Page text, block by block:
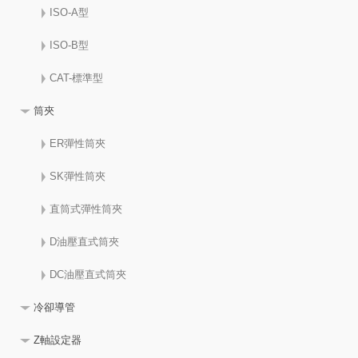
ISO-A型
ISO-B型
CAT-標準型
筒夾
ER彈性筒夾
SK彈性筒夾
直筒式彈性筒夾
D油壓直式筒夾
DC油壓直式筒夾
冷卻導管
Z軸設定器